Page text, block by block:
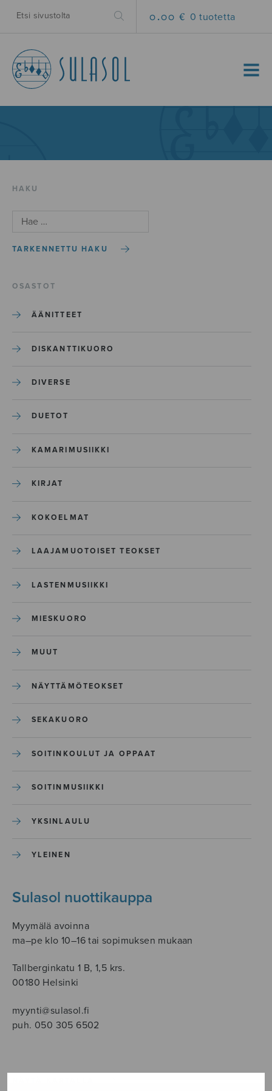
0.00 € 0 tuotetta
MENU
HAKU
TARKENNETTU HAKU
OSASTOT
ÄÄNITTEET
DISKANTTIKUORO
DIVERSE
DUETOT
KAMARIMUSIIKKI
KIRJAT
KOKOELMAT
LAAJAMUOTOISET TEOKSET
LASTENMUSIIKKI
MIESKUORO
MUUT
NÄYTTÄMÖTEOKSET
SEKAKUORO
SOITINKOULUT JA OPPAAT
SOITINMUSIIKKI
YKSINLAULU
YLEINEN
Sulasol nuottikauppa
Myymälä avoinna
ma–pe klo 10–16 tai sopimuksen mukaan
Tallberginkatu 1 B, 1,5 krs.
00180 Helsinki
myynti@sulasol.fi
puh. 050 305 6502